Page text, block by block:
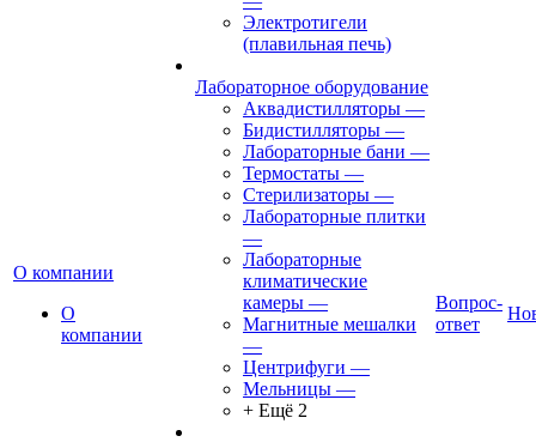
О компании
О
компании
Электротигели
(плавильная печь)
Лабораторное оборудование
Аквадистилляторы —
Бидистилляторы —
Лабораторные бани —
Термостаты —
Стерилизаторы —
Лабораторные плитки
—
Лабораторные
климатические
камеры —
Магнитные мешалки
—
Центрифуги —
Мельницы —
+ Ещё 2
Вопрос-
ответ